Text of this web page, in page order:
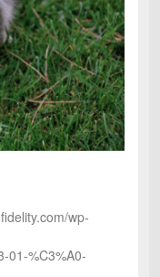
wp-
01-%C3%A0-